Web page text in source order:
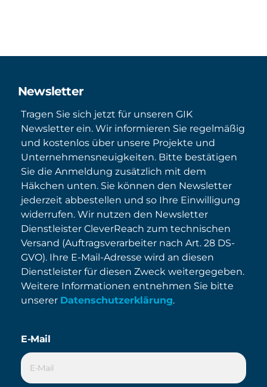
Newsletter
Tragen Sie sich jetzt für unseren GIK
Newsletter ein. Wir informieren Sie regelmäßig
und kostenlos über unsere Projekte und
Unternehmensneuigkeiten. Bitte bestätigen
Sie die Anmeldung zusätzlich mit dem
Häkchen unten. Sie können den Newsletter
jederzeit abbestellen und so Ihre Einwilligung
widerrufen. Wir nutzen den Newsletter
Dienstleister CleverReach zum technischen
Versand (Auftragsverarbeiter nach Art. 28 DS-
GVO). Ihre E-Mail-Adresse wird an diesen
Dienstleister für diesen Zweck weitergegeben.
Weitere Informationen entnehmen Sie bitte
unserer Datenschutzerklärung.
E-Mail